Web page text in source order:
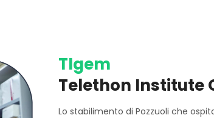
TIgem
Telethon Institute
Lo stabilimento di Pozzuoli che